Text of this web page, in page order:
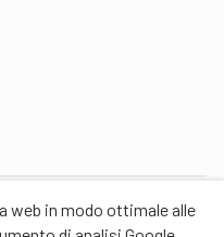
web in modo ottimale alle